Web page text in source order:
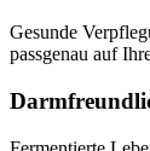
Gesunde
passgenau auf